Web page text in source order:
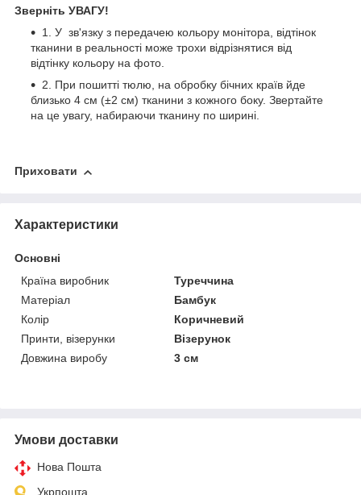
Зверніть УВАГУ!
1. У зв'язку з передачею кольору монітора, відтінок
тканини в реальності може трохи відрізнятися від
відтінку кольору на фото.
2. При пошитті тюлю, на обробку бічних країв йде
близько 4 см (±2 см) тканини з кожного боку. Звертайте
на це увагу, набираючи тканину по ширині.
Приховати
Характеристики
Основні
Країна виробник
Туреччина
Матеріал
Бамбук
Колір
Коричневий
Принти, візерунки
Візерунок
Довжина виробу
3 см
Умови доставки
Нова Пошта
Укрпошта